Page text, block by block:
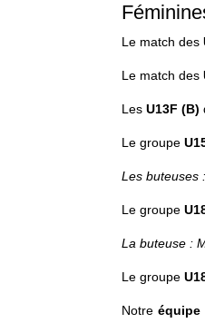
Le match des
Le match des
LesU13F (B)
Le groupe
Les buteuses
Le groupe
La buteuse :
Le groupe
Notreéquipe